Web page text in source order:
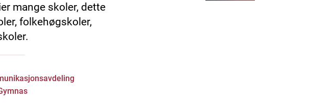
mange skoler, dette
folkehøgskoler,